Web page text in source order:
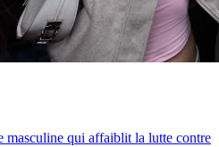
masculine qui affaiblit la lutte contre